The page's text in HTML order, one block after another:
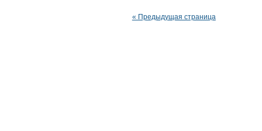
« Предыдущая страница